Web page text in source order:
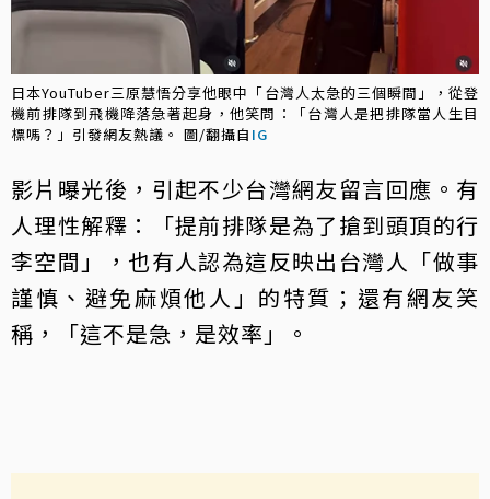
日本YouTuber三原慧悟分享他眼中「台灣人太急的三個瞬間」，從登
機前排隊到飛機降落急著起身，他笑問：「台灣人是把排隊當人生目
標嗎？」引發網友熱議。 圖/翻攝自 IG
影片曝光後，引起不少台灣網友留言回應。有
人理性解釋：「提前排隊是為了搶到頭頂的行
李空間」，也有人認為這反映出台灣人「做事
謹慎、避免麻煩他人」的特質；還有網友笑
稱，「這不是急，是效率」。